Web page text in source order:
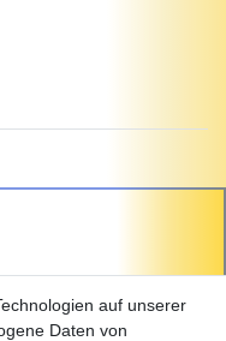
auf unserer
Daten von